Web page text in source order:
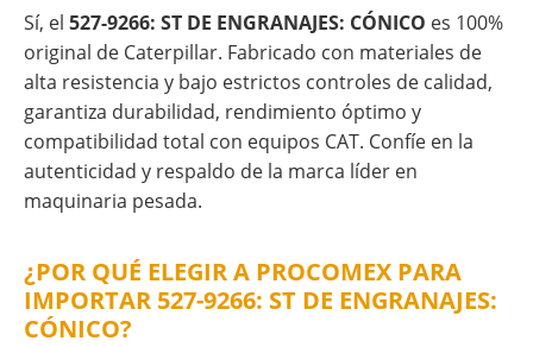
Sí, el 527-9266: ST DE ENGRANAJES: CÓNICO es 100%
original de Caterpillar. Fabricado con materiales de
alta resistencia y bajo estrictos controles de calidad,
garantiza durabilidad, rendimiento óptimo y
compatibilidad total con equipos CAT. Confíe en la
autenticidad y respaldo de la marca líder en
maquinaria pesada.
¿POR QUÉ ELEGIR A PROCOMEX PARA
IMPORTAR 527-9266: ST DE ENGRANAJES:
CÓNICO?